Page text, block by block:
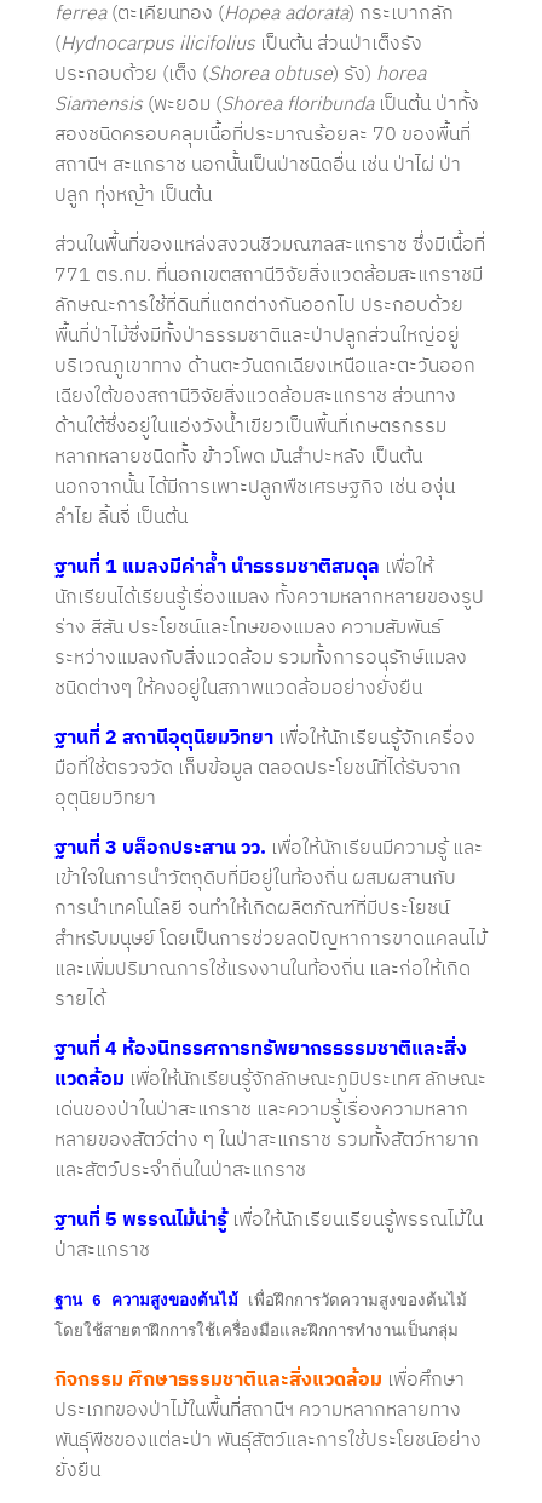
ferrea (ตะเคียนทอง (Hopea adorata) กระเบากลัก
(Hydnocarpus ilicifoliusเป็นต้น ส่วนป่าเต็งรัง
ประกอบด้วย (เต็ง (Shorea obtuse) รัง) horea
Siamensis (พะยอม (Shorea floribundaเป็นต้น ป่าทั้ง
สองชนิดครอบคลุมเนื้อที่ประมาณร้อยละ 70 ของพื้นที่
สถานีฯ สะแกราช นอกนั้นเป็นป่าชนิดอื่น เช่น ป่าไผ่ ป่า
ปลูก ทุ่งหญ้า เป็นต้น
ส่วนในพื้นที่ของแหล่งสงวนชีวมณฑลสะแกราช ซึ่งมีเนื้อที่
771 ตร.กม. ที่นอกเขตสถานีวิจัยสิ่งแวดล้อมสะแกราชมี
ลักษณะการใช้ที่ดินที่แตกต่างกันออกไป ประกอบด้วย
พื้นที่ป่าไม้ซึ่งมีทั้งป่าธรรมชาติและป่าปลูกส่วนใหญ่อยู่
บริเวณภูเขาทาง ด้านตะวันตกเฉียงเหนือและตะวันออก
เฉียงใต้ของสถานีวิจัยสิ่งแวดล้อมสะแกราช ส่วนทาง
ด้านใต้ซึ่งอยู่ในแอ่งวังน้ำเขียวเป็นพื้นที่เกษตรกรรม
หลากหลายชนิดทั้ง ข้าวโพด มันสำปะหลัง เป็นต้น
นอกจากนั้น ได้มีการเพาะปลูกพืชเศรษฐกิจ เช่น องุ่น
ลำไย ลิ้นจี่ เป็นต้น
ฐานที่ 1แมลงมีค่าล้ำ นำธรรมชาติสมดุล เพื่อให้
นักเรียนได้เรียนรู้เรื่องแมลง ทั้งความหลากหลายของรูป
ร่าง สีสัน ประโยชน์และโทษของแมลง ความสัมพันธ์
ระหว่างแมลงกับสิ่งแวดล้อม รวมทั้งการอนุรักษ์แมลง
ชนิดต่างๆ ให้คงอยู่ในสภาพแวดล้อมอย่างยั่งยืน
ฐานที่ 2 สถานีอุตุนิยมวิทยา เพื่อให้นักเรียนรู้จักเครื่อง
มือที่ใช้ตรวจวัด เก็บข้อมูล ตลอดประโยชน์ที่ได้รับจาก
อุตุนิยมวิทยา
ฐานที่ 3 บล็อกประสาน วว. เพื่อให้นักเรียนมีความรู้ และ
เข้าใจในการนำวัตถุดิบที่มีอยู่ในท้องถิ่น ผสมผสานกับ
การนำเทคโนโลยี จนทำให้เกิดผลิตภัณฑ์ที่มีประโยชน์
สำหรับมนุษย์ โดยเป็นการช่วยลดปัญหาการขาดแคลนไม้
และเพิ่มปริมาณการใช้แรงงานในท้องถิ่น และก่อให้เกิด
รายได้
ฐานที่ 4 ห้องนิทรรศการทรัพยากรธรรมชาติและสิ่ง
แวดล้อม เพื่อให้นักเรียนรู้จักลักษณะภูมิประเทศ ลักษณะ
เด่นของป่าในป่าสะแกราช และความรู้เรื่องความหลาก
หลายของสัตว์ต่าง ๆ ในป่าสะแกราช รวมทั้งสัตว์หายาก
และสัตว์ประจำถิ่นในป่าสะแกราช
ฐานที่ 5 พรรณไม้น่ารู้ เพื่อให้นักเรียนเรียนรู้พรรณไม้ใน
ป่าสะแกราช
ฐาน6 ความสูงของต้นไม้ เพื่อฝึกการวัดความสูงของต้นไม้
โดยใช้สายตาฝึกการใช้เครื่องมือและฝึกการทำงานเป็นกลุ่ม
กิจกรรม ศึกษาธรรมชาติและสิ่งแวดล้อม เพื่อศึกษา
ประเภทของป่าไม้ในพื้นที่สถานีฯ ความหลากหลายทาง
พันธุ์พืชของแต่ละป่า พันธุ์สัตว์และการใช้ประโยชน์อย่าง
ยั่งยืน